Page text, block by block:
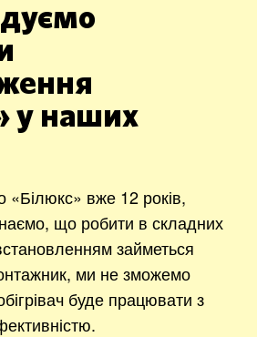
у наших
вже 12 років,
що робити в складних
займеться
ми не зможемо
буде працювати з